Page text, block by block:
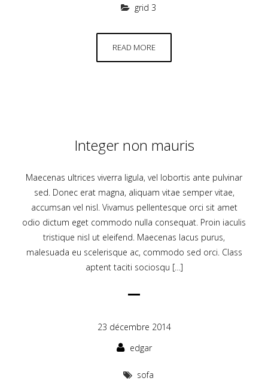
grid 3
READ MORE
Integer non mauris
Maecenas ultrices viverra ligula, vel lobortis ante pulvinar
sed. Donec erat magna, aliquam vitae semper vitae,
accumsan vel nisl. Vivamus pellentesque orci sit amet
odio dictum eget commodo nulla consequat. Proin iaculis
tristique nisl ut eleifend. Maecenas lacus purus,
malesuada eu scelerisque ac, commodo sed orci. Class
aptent taciti sociosqu […]
23 décembre 2014
edgar
sofa